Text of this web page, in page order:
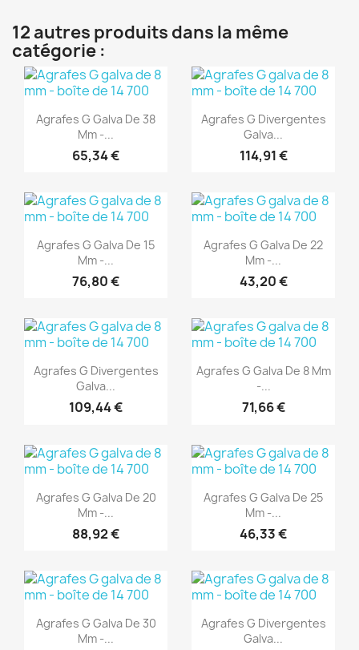
12 autres produits dans la même
catégorie :
Aperçu rapide
Agrafes G Galva De 38
Mm -...
65,34 €
(1)
Aperçu rapide
Agrafes G Divergentes
Galva...
114,91 €
(1)
Aperçu rapide
Agrafes G Galva De 15
Mm -...
76,80 €
(1)
Aperçu rapide
Agrafes G Galva De 22
Mm -...
43,20 €
(1)
Aperçu rapide
Agrafes G Divergentes
Galva...
109,44 €
(1)
Aperçu rapide
Agrafes G Galva De 8 Mm
-...
71,66 €
(1)
Aperçu rapide
Agrafes G Galva De 20
Mm -...
88,92 €
(1)
Aperçu rapide
Agrafes G Galva De 25
Mm -...
46,33 €
(1)
Aperçu rapide
Agrafes G Galva De 30
Mm -...
(1)
Aperçu rapide
Agrafes G Divergentes
Galva...
(1)